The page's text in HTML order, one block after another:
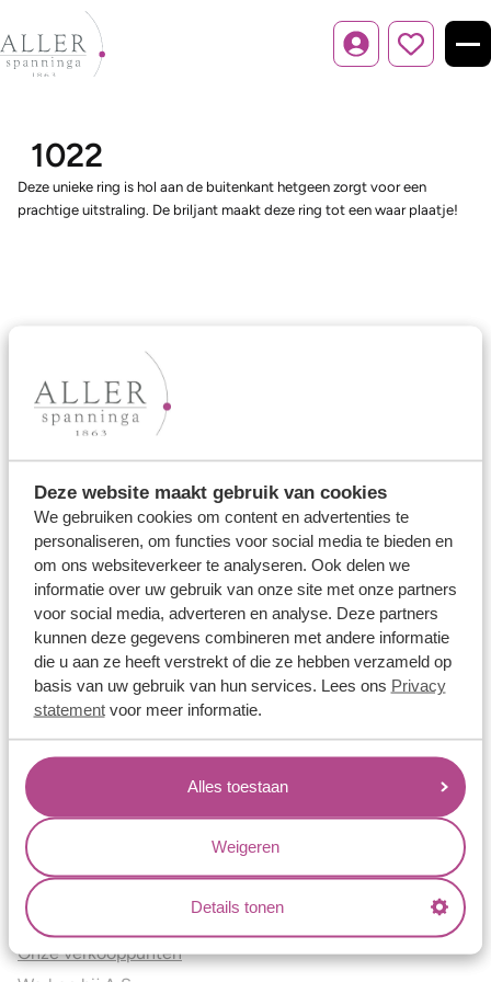
Deze website maakt gebruik van cookies
We gebruiken cookies om content en advertenties te
personaliseren, om functies voor social media te bieden en
om ons websiteverkeer te analyseren. Ook delen we
informatie over uw gebruik van onze site met onze partners
voor social media, adverteren en analyse. Deze partners
kunnen deze gegevens combineren met andere informatie
die u aan ze heeft verstrekt of die ze hebben verzameld op
basis van uw gebruik van hun services. Lees ons Privacy
statementvoor meer informatie.
Alles toestaan
Weigeren
Details tonen
Inloggen
1022
Deze unieke ring is hol aan de buitenkant hetgeen zorgt voor een
prachtige uitstraling. De briljant maakt deze ring tot een waar plaatje!
Ons aanbod
Trouwringen
Memoireringen
Verlovingsringen
Vriendschapsringen
Over ons
Aller Spanninga
Historie
Certificaten
Blogs
Jouw voordelen
Conflictvrije Materialen
Oneindig veel mogelijkheden
Kwaliteit
Juweliers & Contact
Onze verkooppunten